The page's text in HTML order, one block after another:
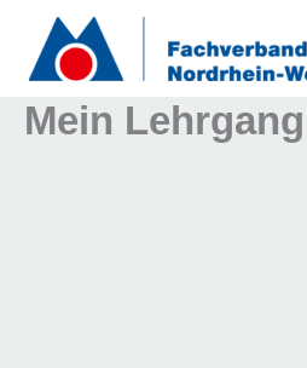
springen
Mein Lehrgang